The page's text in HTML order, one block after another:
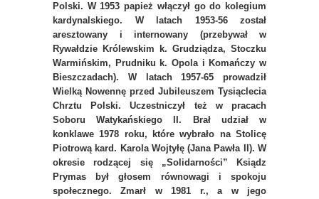
Polski. W 1953 papież włączył go do kolegium
kardynalskiego. W latach 1953-56 został
aresztowany i internowany (przebywał w
Rywałdzie Królewskim k. Grudziądza, Stoczku
Warmińskim, Prudniku k. Opola i Komańczy w
Bieszczadach). W latach 1957-65 prowadził
Wielką Nowennę przed Jubileuszem Tysiąclecia
Chrztu Polski. Uczestniczył też w pracach
Soboru Watykańskiego II. Brał udział w
konklawe 1978 roku, które wybrało na Stolicę
Piotrową kard. Karola Wojtyłę (Jana Pawła II). W
okresie rodzącej się „Solidarności” Ksiądz
Prymas był głosem równowagi i spokoju
społecznego. Zmarł w 1981 r., a w jego